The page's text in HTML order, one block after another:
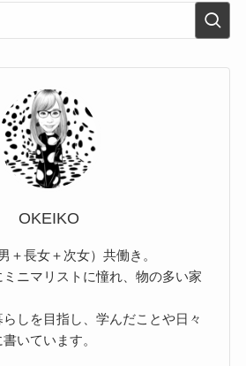
OKEIKO
＋長女＋次女）共働き。
ニマリストに憧れ、物の多い家
しを目指し、学んだことや日々
いています。